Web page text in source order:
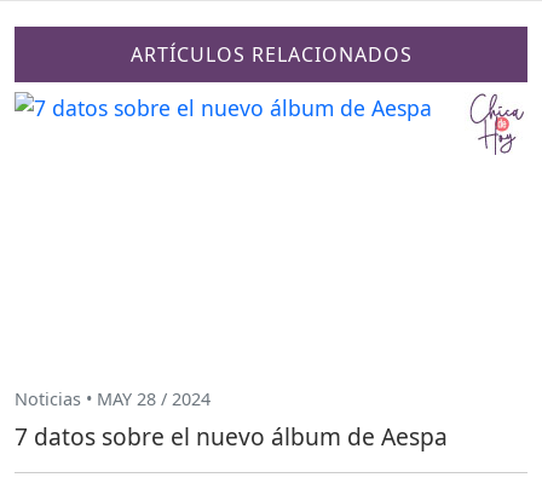
ARTÍCULOS RELACIONADOS
Noticias • MAY 28 / 2024
7 datos sobre el nuevo álbum de Aespa